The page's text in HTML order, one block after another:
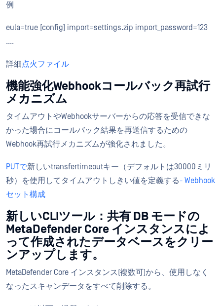
例
eula=true [config] import=settings.zip import_password=123
....
詳細点火ファイル
機能強化Webhookコールバック再試行
メカニズム
タイムアウトやWebhookサーバーからの応答を受信できな
かった場合にコールバック結果を再送信するための
Webhook再試行メカニズムが強化されました。
PUTで新しいtransfertimeoutキー（デフォルトは30000ミリ
秒）を使用してタイムアウトしきい値を定義する- Webhook
セット構成
新しいCLIツール：共有 DB モードの
MetaDefender Core インスタンスによ
って作成されたデータベースをクリー
ンアップします。
MetaDefender Core インスタンス(複数可)から、使用しなく
なったスキャンデータをすべて削除する。